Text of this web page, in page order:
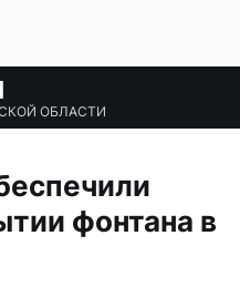
ОБЛАСТИ
фонтана в